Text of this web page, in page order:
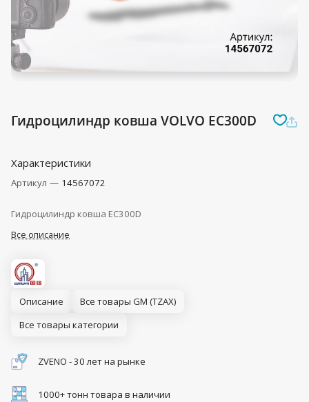
Гидроцилиндр ковша VOLVO EC300D
Характеристики
Артикул — 14567072
Гидроцилиндр ковша EC300D
Все описание
Описание
Все товары GM (TZAX)
Все товары категории
ZVENO - 30 лет на рынке
1000+ тонн товара в наличии